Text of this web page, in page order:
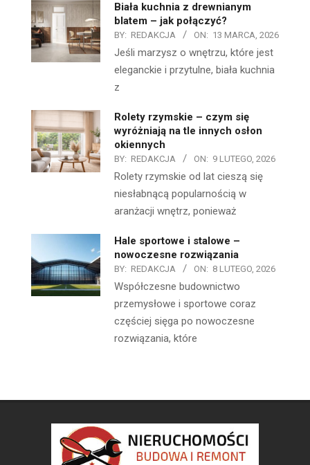
Biała kuchnia z drewnianym
blatem – jak połączyć?
BY: REDAKCJA ON: 13 MARCA, 2026
Jeśli marzysz o wnętrzu, które jest
eleganckie i przytulne, biała kuchnia
z
Rolety rzymskie – czym się
wyróżniają na tle innych osłon
okiennych
BY: REDAKCJA ON: 9 LUTEGO, 2026
Rolety rzymskie od lat cieszą się
niesłabnącą popularnością w
aranżacji wnętrz, ponieważ
Hale sportowe i stalowe –
nowoczesne rozwiązania
BY: REDAKCJA ON: 8 LUTEGO, 2026
Współczesne budownictwo
przemysłowe i sportowe coraz
częściej sięga po nowoczesne
rozwiązania, które